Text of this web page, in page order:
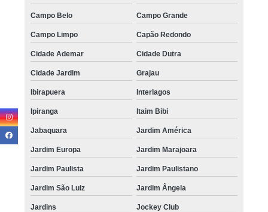
Campo Belo Campo Grande
Campo Limpo Capão Redondo
Cidade Ademar Cidade Dutra
Cidade Jardim Grajau
Ibirapuera Interlagos
Ipiranga Itaim Bibi
Jabaquara Jardim América
Jardim Europa Jardim Marajoara
Jardim Paulista Jardim Paulistano
Jardim São Luiz Jardim Ângela
Jardins Jockey Club